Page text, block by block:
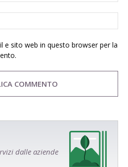
e sito web in questo browser per la
dalle aziende